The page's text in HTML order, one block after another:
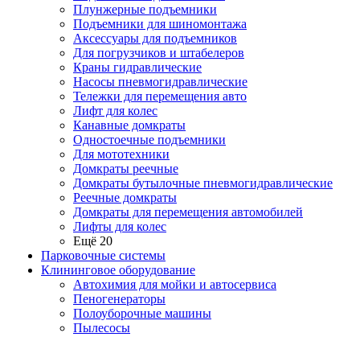
Плунжерные подъемники
Подъемники для шиномонтажа
Аксессуары для подъемников
Для погрузчиков и штабелеров
Краны гидравлические
Насосы пневмогидравлические
Тележки для перемещения авто
Лифт для колес
Канавные домкраты
Одностоечные подъемники
Для мототехники
Домкраты реечные
Домкраты бутылочные пневмогидравлические
Реечные домкраты
Домкраты для перемещения автомобилей
Лифты для колес
Ещё 20
Парковочные системы
Клининговое оборудование
Автохимия для мойки и автосервиса
Пеногенераторы
Полоуборочные машины
Пылесосы